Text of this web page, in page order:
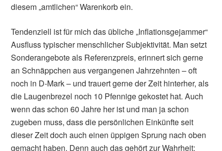
diesem „amtlichen“ Warenkorb ein.
Tendenziell ist für mich das übliche „Inflationsgejammer“
Ausfluss typischer menschlicher Subjektivität. Man setzt
Sonderangebote als Referenzpreis, erinnert sich gerne
an Schnäppchen aus vergangenen Jahrzehnten – oft
noch in D-Mark – und trauert gerne der Zeit hinterher, als
die Laugenbrezel noch 10 Pfennige gekostet hat. Auch
wenn das schon 60 Jahre her ist und man ja schon
zugeben muss, dass die persönlichen Einkünfte seit
dieser Zeit doch auch einen üppigen Sprung nach oben
gemacht haben. Denn auch das gehört zur Wahrheit: